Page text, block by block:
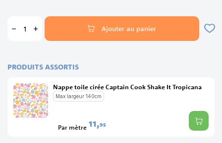
Ajouter au panier
PRODUITS ASSORTIS
Nappe toile cirée Captain Cook Shake It Tropicana
Max largeur 140cm
11,95
Par mètre